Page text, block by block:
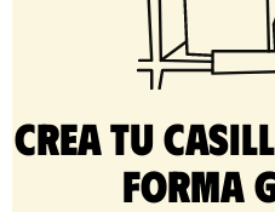
Crea tu
forma